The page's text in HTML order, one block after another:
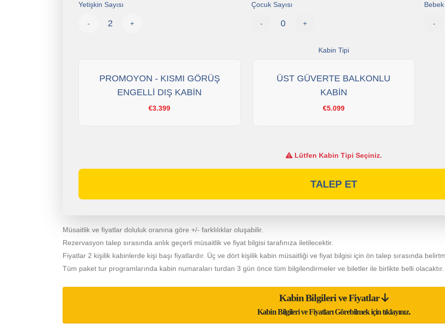
Yetişkin Sayısı
- +
Çocuk Sayısı
- +
Bebek
-
Kabin Tipi
PROMOYON - KISMI GÖRÜŞ
ENGELLİ DIŞ KABİN
€3.399
ÜST GÜVERTE BALKONLU
KABİN
€5.099
Lütfen Kabin Tipi Seçiniz.
TALEP ET
Müsaitlik ve fiyatlar doluluk oranına göre +/- farklılıklar oluşabilir.
Rezervasyon talep sırasında anlık geçerli müsaitlik ve fiyat bilgisi tarafınıza iletilecektir.
Fiyatlar 2 kişilik kabinlerde kişi başı fiyatlardır. Üç ve dört kişilik kabin müsaitliği ve fiyat bilgisi için ön talep sırasında
Tüm paket tur programlarında kabin numaraları turdan 3 gün önce tüm bilgilendirmeler ve biletler ile birlikte belli olacaktır.
Kabin Bilgileri ve Fiyatlar
Kabin Bilgileri ve Fiyatları Görebilmek için tıklayınız.